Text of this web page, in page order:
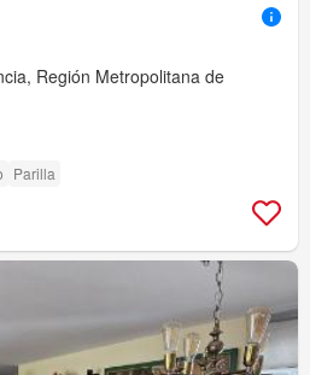
Región Metropolitana de
Parilla